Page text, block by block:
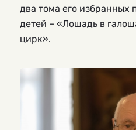
два тома его избранных
детей – «Лошадь в
цирк».